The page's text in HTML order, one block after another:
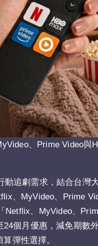
、Prime Video與
追劇需求，結合台灣
、MyVideo、Prime
、MyVideo、
個月優惠，減免期數
彈性選擇。